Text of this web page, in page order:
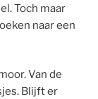
Toch maar
naar een
Van de
Blijft er